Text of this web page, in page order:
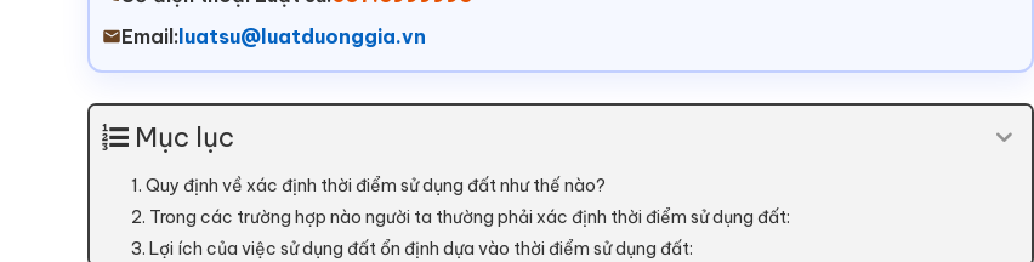
Email: luatsu@luatduonggia.vn
Mục lục
1. Quy định về xác định thời điểm sử dụng đất như thế nào?
2. Trong các trường hợp nào người ta thường phải xác định thời điểm sử dụng đất:
3. Lợi ích của việc sử dụng đất ổn định dựa vào thời điểm sử dụng đất: